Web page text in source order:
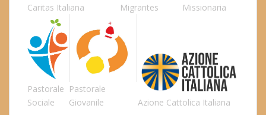
Caritas Italiana
Migrantes
Missionaria
Pastorale
Sociale
Pastorale
Giovanile
Azione Cattolica Italiana